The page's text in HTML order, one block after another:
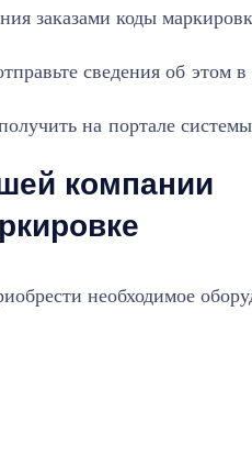
заказами коды
сведения об этом в
на портале
компании
необходимое